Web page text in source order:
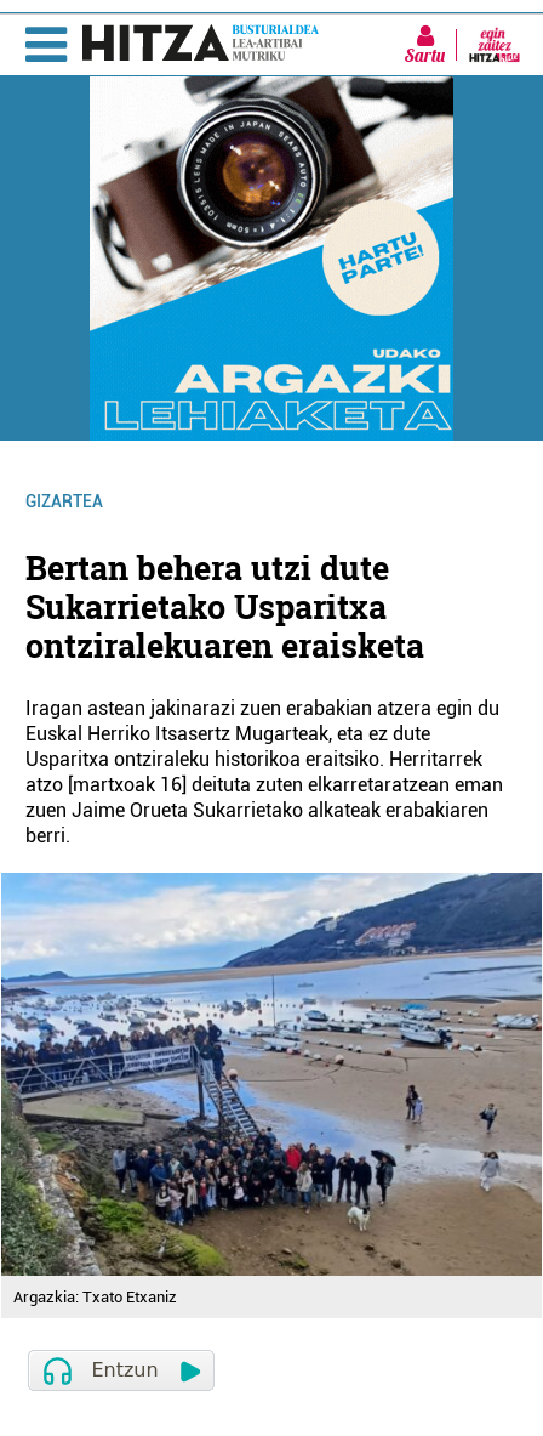
Sartu
GIZARTEA
Bertan behera utzi dute
Sukarrietako Usparitxa
ontziralekuaren eraisketa
Iragan astean jakinarazi zuen erabakian atzera egin du
Euskal Herriko Itsasertz Mugarteak, eta ez dute
Usparitxa ontziraleku historikoa eraitsiko. Herritarrek
atzo [martxoak 16] deituta zuten elkarretaratzean eman
zuen Jaime Orueta Sukarrietako alkateak erabakiaren
berri.
Argazkia: Txato Etxaniz